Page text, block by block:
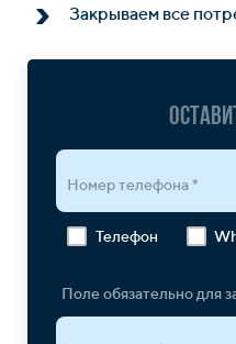
Закрываем все
Номер телефона *
Телефон
Поле обязательно для